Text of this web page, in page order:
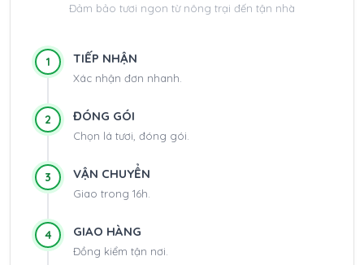
Đảm bảo tươi ngon từ nông trại đến tận nhà
1 TIẾP NHẬN
Xác nhận đơn nhanh.
2 ĐÓNG GÓI
Chọn lá tươi, đóng gói.
3 VẬN CHUYỂN
Giao trong 16h.
4 GIAO HÀNG
Đồng kiểm tận nơi.